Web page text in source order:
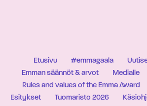
Etusivu #emmagaala
Emman säännöt & arvot
Medialle
Rules and values of the Emma Award
Esitykset
Tuomaristo 2026